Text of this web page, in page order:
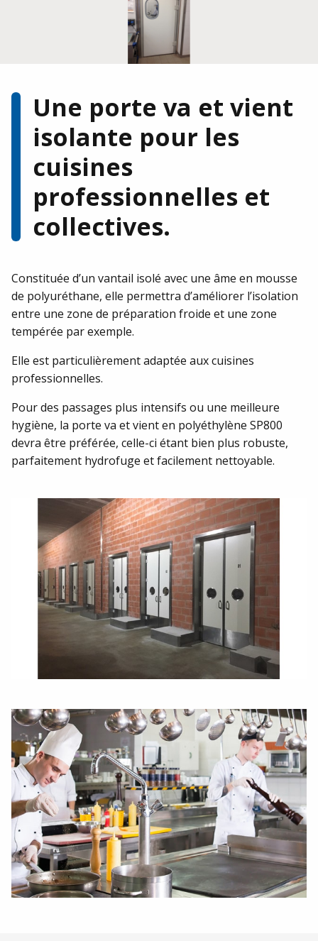
Financeurs et partenaires de développement
Vous avez un projet, besoin d’un devis ou
d’une documentation ?
Notre équipe est à votre écoute et se fera un plaisir de
répondre à votre demande.
Une porte va et vient
isolante pour les
cuisines
professionnelles et
collectives.
Constituée d’un vantail isolé avec une âme en mousse
de polyuréthane, elle permettra d’améliorer l’isolation
entre une zone de préparation froide et une zone
tempérée par exemple.
Elle est particulièrement adaptée aux cuisines
professionnelles.
Pour des passages plus intensifs ou une meilleure
hygiène, la porte va et vient en polyéthylène SP800
devra être préférée, celle-ci étant bien plus robuste,
parfaitement hydrofuge et facilement nettoyable.